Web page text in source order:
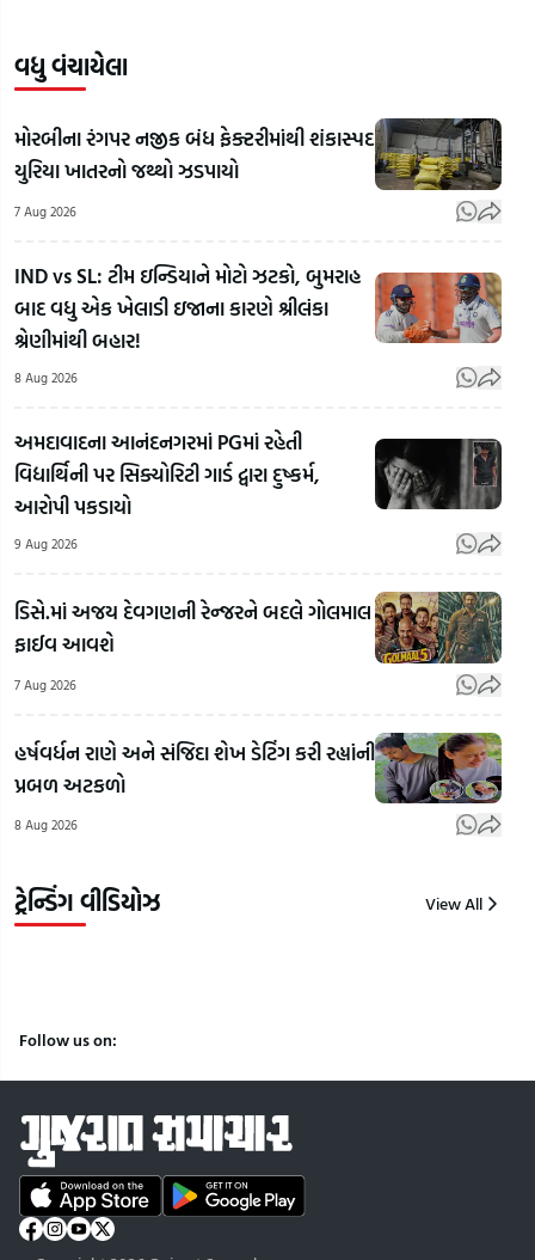
વધુ વંચાયેલા
મોરબીના રંગપર નજીક બંધ ફેક્ટરીમાંથી શંકાસ્પદ
યુરિયા ખાતરનો જથ્થો ઝડપાયો
7 Aug 2026
IND vs SL: ટીમ ઇન્ડિયાને મોટો ઝટકો, બુમરાહ
બાદ વધુ એક ખેલાડી ઇજાના કારણે શ્રીલંકા
શ્રેણીમાંથી બહાર!
8 Aug 2026
અમદાવાદના આનંદનગરમાં PGમાં રહેતી
વિદ્યાર્થિની પર સિક્યોરિટી ગાર્ડ દ્વારા દુષ્કર્મ,
આરોપી પકડાયો
9 Aug 2026
ડિસે.માં અજય દેવગણની રેન્જરને બદલે ગોલમાલ
ફાઈવ આવશે
7 Aug 2026
હર્ષવર્ધન રાણે અને સંજિદા શેખ ડેટિંગ કરી રહ્યાંની
પ્રબળ અટકળો
8 Aug 2026
ટ્રેન્ડિંગ વીડિયોઝ View All
Surat ની
દિવ્યાંગ
દીકરી દિવ્યા
કળાથી બની
આત્મનિર્ભર,
માતાનો
સહારો બની
Samachar
9
શહાદત દિવસે
Follow us on: